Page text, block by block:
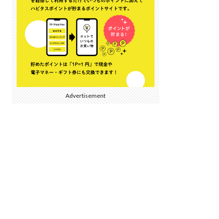
Advertisement